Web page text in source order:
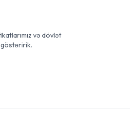
və dövlət
göstəririk.